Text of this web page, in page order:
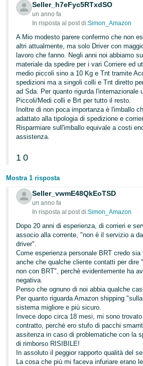
Seller_h7eFyc5RTxdSO
un anno fa
In risposta al post di:Simon_Amazon
A Mio modesto parere confermo che non
altri attualmente, ma solo Driver con
lavoro che fanno. Negli anni noi abbiamo
materiale da spedire per i vari Corriere ed
medio piccoli sino a 10 Kg e Tnt tramite
spedizioni ma a singoli colli e Tnt diretto
ad Sda. Per quanto rigurda l'internazionale
Piccoli/Medi colli e Brt per tutto il resto.
Inoltre di non poca importanza è l'imballo
adattato alla tipologia di spedizione e
Risparmiare sull'imballo equivale a costi
assistenza.
1 0
Mostra 1 risposta
Seller_vwmE48QkEoTSD
un anno fa
In risposta al post di:Simon_Amazon
Dopo 20 anni di esperienza, di corrieri e
associo alla corrente, "non è il servizio a
driver".
Come esperienza personale BRT credo
anche che qualche cliente contatti per dire
non con BRT", perchè evidentemente ha
negativa.
Penso che ognuno di noi abbia qualche
Per quanto riguarda Amazon shipping
sistema migliore e più sicuro.
Invece dopo circa 18 mesi, mi sono trovato
contratto, perchè ero stufo di pacchi
assitenza in caso di problematiche con la
di rimborso RISIBILE!
In assoluto il peggior rapporto qualità del
La cosa che più mi faceva infuriare erano